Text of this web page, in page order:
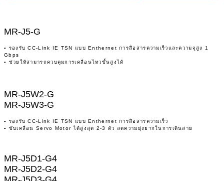
MR-J5-G
▪ รองรับ CC-Link IE TSN แบบ Enthernet การสื่อสารความเร็วและความจุสูง 1
Gbps
▪ ช่วยให้สามารถควบคุมการเคลื่อนไหวขั้นสูงได้
MR-J5W2-G
MR-J5W3-G
▪ รองรับ CC-Link IE TSN แบบ Enthernet การสื่อสารความเร็ว
▪ ขับเคลื่อน Servo Motor ได้สูงสุด 2-3 ตัว ลดความยุ่งยากในการเดินสาย
MR-J5D1-G4
MR-J5D2-G4